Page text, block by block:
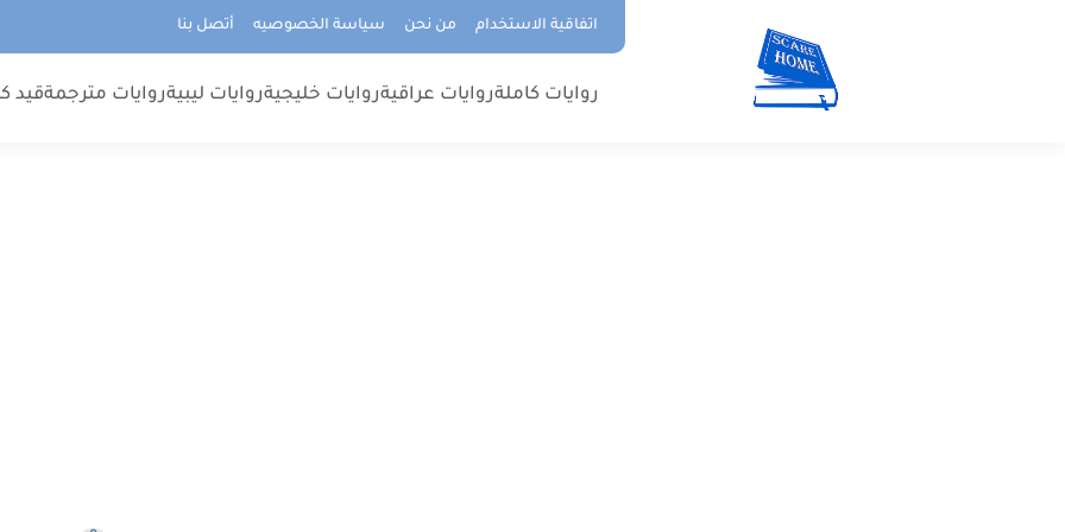
اتفاقية الاستخدام من نحن سياسة الخصوصيه أتصل بنا
روايات كاملةروايات عراقيةروايات خليجيةروايات ليبيةروايات مترجمةقيد